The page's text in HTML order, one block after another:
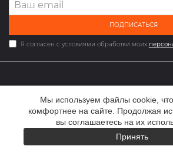
Мы используем файлы cookie,
комфортнее на сайте. Продолжая
вы соглашаетесь на их
Принять
ПОДПИСАТЬСЯ
Я согласен с условиями обработки моих
2026 © Мультибрендовый магазин
online.ru